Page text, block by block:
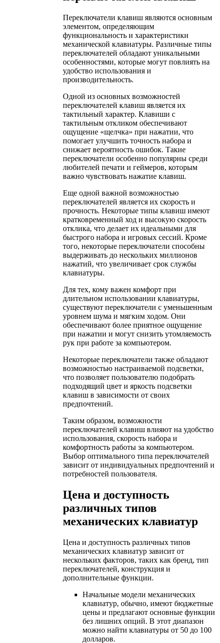
Переключатели клавиш являются основным
элементом, определяющим
функциональность и характеристики
механической клавиатуры. Различные типы
переключателей обладают уникальными
особенностями, которые могут повлиять на
удобство использования и
производительность.
Одной из основных возможностей
переключателей клавиш является их
тактильный характер. Клавиши с
тактильным откликом обеспечивают
ощущение «щелчка» при нажатии, что
помогает улучшить точность набора и
снижает вероятность ошибок. Такие
переключатели особенно популярны среди
любителей печати и геймеров, которым
важно чувствовать нажатие клавиш.
Еще одной важной возможностью
переключателей является их скорость и
прочность. Некоторые типы клавиш имеют
кратковременный ход и высокую скорость
отклика, что делает их идеальными для
быстрого набора и игровых сессий. Кроме
того, некоторые переключатели способны
выдерживать до нескольких миллионов
нажатий, что увеличивает срок службы
клавиатуры.
Для тех, кому важен комфорт при
длительном использовании клавиатуры,
существуют переключатели с уменьшенным
уровнем шума и мягким ходом. Они
обеспечивают более приятное ощущение
при нажатии и могут снизить утомляемость
рук при работе за компьютером.
Некоторые переключатели также обладают
возможностью настраиваемой подсветки,
что позволяет пользователю подобрать
подходящий цвет и яркость подсветки
клавиш в зависимости от своих
предпочтений.
Таким образом, возможности
переключателей клавиш влияют на удобство
использования, скорость набора и
комфортность работы за компьютером.
Выбор оптимального типа переключателей
зависит от индивидуальных предпочтений и
потребностей пользователя.
Цена и доступность
различных типов
механических клавиатур
Цена и доступность различных типов
механических клавиатур зависит от
нескольких факторов, таких как бренд, тип
переключателей, конструкция и
дополнительные функции.
Начальные модели механических
клавиатур, обычно, имеют бюджетные
цены и предлагают основные функции
без лишних опций. В этот диапазон
можно найти клавиатуры от 50 до 100
долларов.